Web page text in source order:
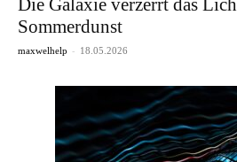
Die Galaxie verzerrt das
Sommerdunst
maxwelhelp - 18.05.2026